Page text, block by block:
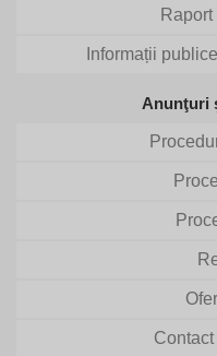
Informații
Anunţuri